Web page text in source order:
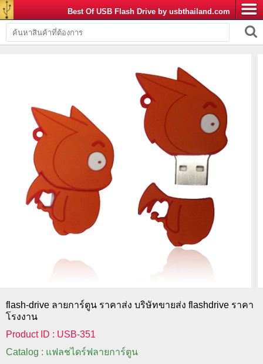
Best Of USB Flash Drive by usbthailand.com
flash-drive ลายการ์ตูน ราคาส่ง บริษัทขายส่ง flashdrive ราคา
โรงงาน
Product ID : USB-351
Catalog : แฟลชไดร์ฟลายการ์ตูน